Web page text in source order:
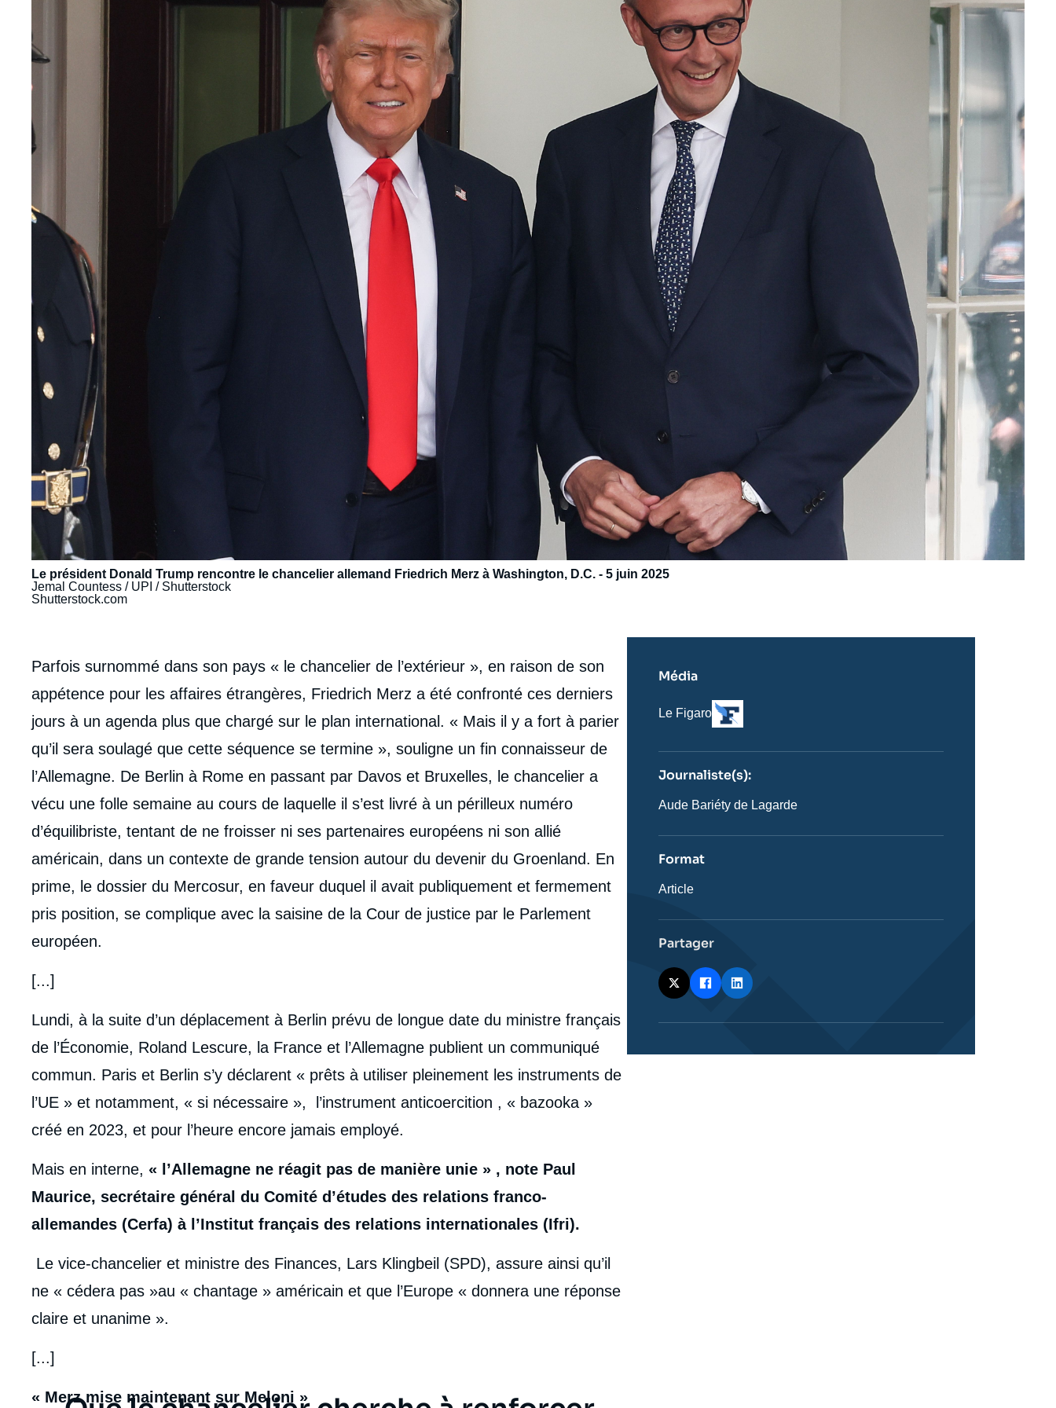
Le président Donald Trump rencontre le chancelier allemand Friedrich Merz à Washington, D.C. - 5 juin 2025
Jemal Countess / UPI / Shutterstock
Shutterstock.com
body
Parfois surnommé dans son pays « le chancelier de l’extérieur », en raison de son
appétence pour les affaires étrangères, Friedrich Merz a été confronté ces derniers
jours à un agenda plus que chargé sur le plan international. « Mais il y a fort à parier
qu’il sera soulagé que cette séquence se termine », souligne un fin connaisseur de
l’Allemagne. De Berlin à Rome en passant par Davos et Bruxelles, le chancelier a
vécu une folle semaine au cours de laquelle il s’est livré à un périlleux numéro
d’équilibriste, tentant de ne froisser ni ses partenaires européens ni son allié
américain, dans un contexte de grande tension autour du devenir du Groenland. En
prime, le dossier du Mercosur, en faveur duquel il avait publiquement et fermement
pris position, se complique avec la saisine de la Cour de justice par le Parlement
européen.
[...]
Lundi, à la suite d’un déplacement à Berlin prévu de longue date du ministre français
de l’Économie, Roland Lescure, la France et l’Allemagne publient un communiqué
commun. Paris et Berlin s’y déclarent « prêts à utiliser pleinement les instruments de
l’UE » et notamment, « si nécessaire », l’instrument anticoercition , « bazooka »
créé en 2023, et pour l’heure encore jamais employé.
Mais en interne, « l’Allemagne ne réagit pas de manière unie » , note Paul
Maurice, secrétaire général du Comité d’études des relations franco-
allemandes (Cerfa) à l’Institut français des relations internationales (Ifri).
Le vice-chancelier et ministre des Finances, Lars Klingbeil (SPD), assure ainsi qu’il
ne « cédera pas »au « chantage » américain et que l’Europe « donnera une réponse
claire et unanime ».
[...]
« Merz mise maintenant sur Meloni »
Média
Nom
revue
émission
Le Figaro
Logo
Journaliste(s):
Journaliste
Aude Bariéty de Lagarde
Format
Catégorie
Article
Partager